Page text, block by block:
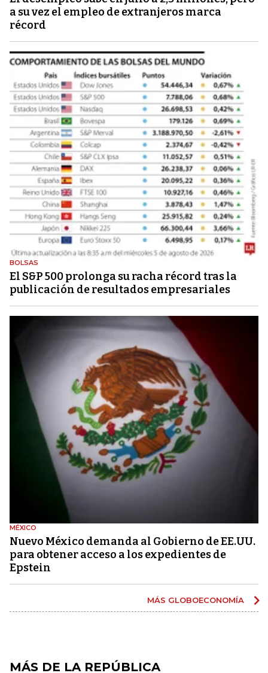
a su vez el empleo de extranjeros marca
récord
BOLSAS
El S&P 500 prolonga su racha récord tras la
publicación de resultados empresariales
MÉXICO
Nuevo México demanda al Gobierno de EE.UU.
para obtener acceso a los expedientes de
Epstein
MÁS GLOBOECONOMÍA
MÁS DE LA REPÚBLICA